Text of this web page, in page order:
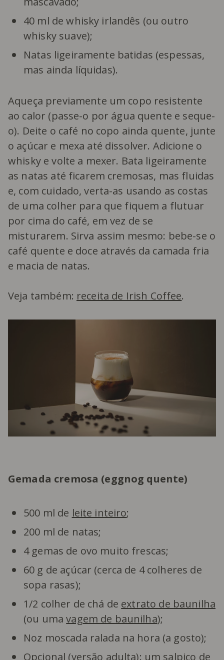
40 ml de whisky irlandês (ou outro
whisky suave);
Natas ligeiramente batidas (espessas,
mas ainda líquidas).
Aqueça previamente um copo resistente
ao calor (passe-o por água quente e seque-
o). Deite o café no copo ainda quente, junte
o açúcar e mexa até dissolver. Adicione o
whisky e volte a mexer. Bata ligeiramente
as natas até ficarem cremosas, mas fluidas
e, com cuidado, verta-as usando as costas
de uma colher para que fiquem a flutuar
por cima do café, em vez de se
misturarem. Sirva assim mesmo: bebe-se o
café quente e doce através da camada fria
e macia de natas.
Veja também: receita de Irish Coffee.
Gemada cremosa (eggnog quente)
500 ml de leite inteiro;
200 ml de natas;
4 gemas de ovo muito frescas;
60 g de açúcar (cerca de 4 colheres de
sopa rasas);
1/2 colher de chá de extrato de baunilha
(ou umavagem de baunilha);
Noz moscada ralada na hora (a gosto);
Opcional (versão adulta): um salpico de